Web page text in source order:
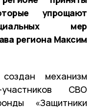
упрощают
мер
региона Максим
механизм
участников СВО
«Защитники